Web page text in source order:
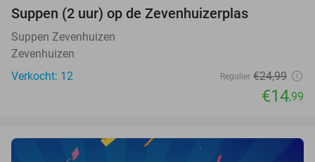
NEW
TODAY
Suppen (2 uur) op de Zevenhuizerplas
Suppen Zevenhuizen
Zevenhuizen
Verkocht: 12
Regulier €24,99
€14,99